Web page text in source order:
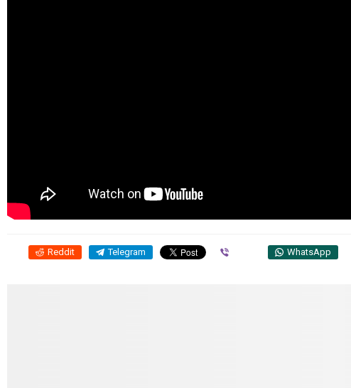
Reddit Telegram WhatsApp